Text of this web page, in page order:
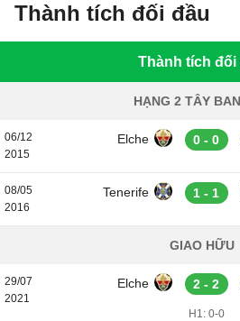
Thành tích đối đầu
Thành tích đối
HẠNG 2 TÂY
06/12
2015
Elche 0 - 0
08/05
2016
Tenerife 1 - 1
GIAO HỮU
29/07
2021
Elche 2 - 2
H1: 0-0